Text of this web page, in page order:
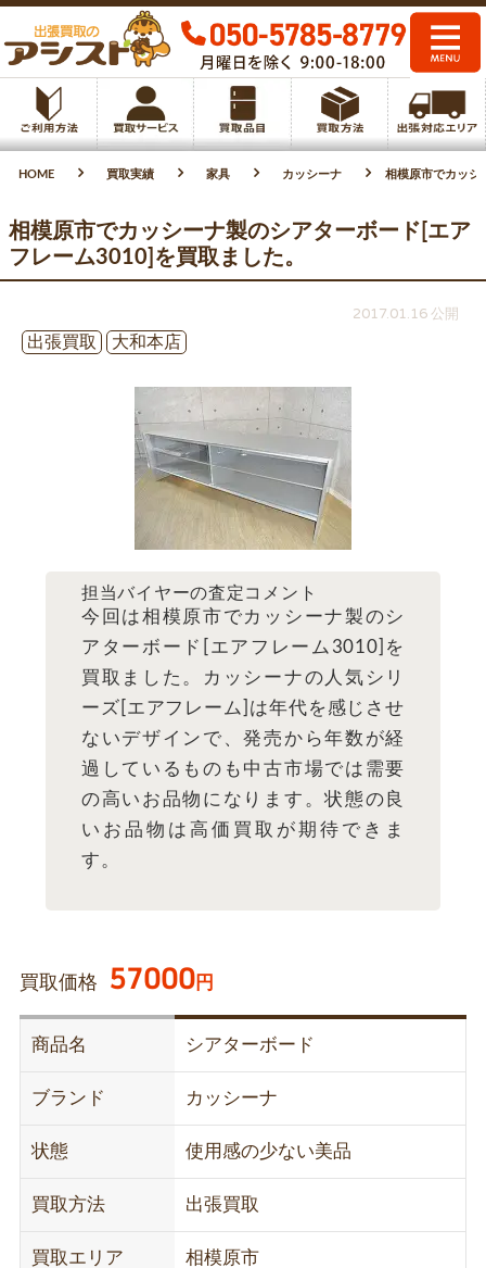
HOME 買取実績 家具 カッシーナ 相模原市でカッシ
相模原市でカッシーナ製のシアターボード[エア
フレーム3010]を買取ました。
2017.01.16 公開
出張買取
大和本店
担当バイヤーの査定コメント
今回は相模原市でカッシーナ製のシ
アターボード[エアフレーム3010]を
買取ました。カッシーナの人気シリ
ーズ[エアフレーム]は年代を感じさせ
ないデザインで、発売から年数が経
過しているものも中古市場では需要
の高いお品物になります。状態の良
いお品物は高価買取が期待できま
す。
買取価格 57000円
商品名 シアターボード
ブランド カッシーナ
状態 使用感の少ない美品
買取方法 出張買取
買取エリア 相模原市